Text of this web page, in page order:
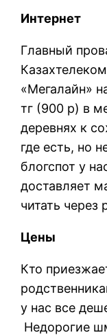
Интернет
Главный
«Мегалайн»
тг (900 р) в
деревнях к
где есть, но
блогспот у
доставляет
читать через
Цены
Кто
у нас все
Недорогие